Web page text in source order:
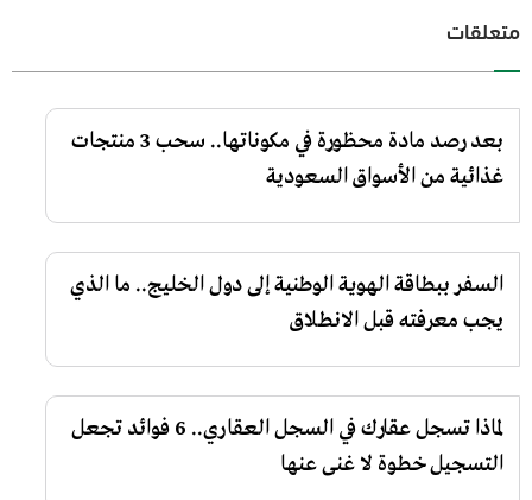
متعلقات
بعد رصد مادة محظورة في مكوناتها.. سحب 3 منتجات
غذائية من الأسواق السعودية
السفر ببطاقة الهوية الوطنية إلى دول الخليج.. ما الذي
يجب معرفته قبل الانطلاق
لماذا تسجل عقارك في السجل العقاري.. 6 فوائد تجعل
التسجيل خطوة لا غنى عنها